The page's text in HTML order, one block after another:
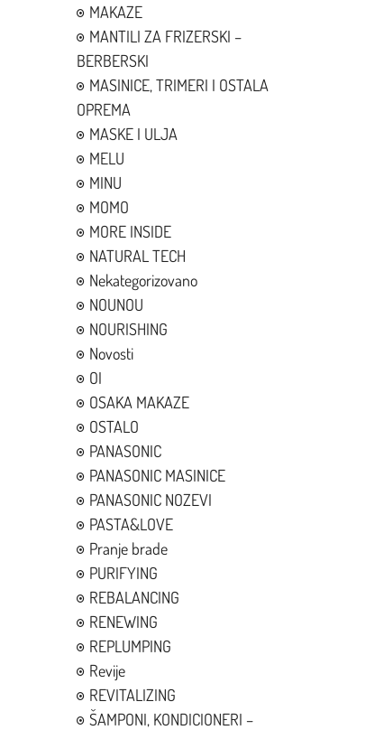
MAKAZE
MANTILI ZA FRIZERSKI –
BERBERSKI
MASINICE, TRIMERI I OSTALA
OPREMA
MASKE I ULJA
MELU
MINU
MOMO
MORE INSIDE
NATURAL TECH
Nekategorizovano
NOUNOU
NOURISHING
Novosti
OI
OSAKA MAKAZE
OSTALO
PANASONIC
PANASONIC MASINICE
PANASONIC NOZEVI
PASTA&LOVE
Pranje brade
PURIFYING
REBALANCING
RENEWING
REPLUMPING
Revije
REVITALIZING
ŠAMPONI, KONDICIONERI –